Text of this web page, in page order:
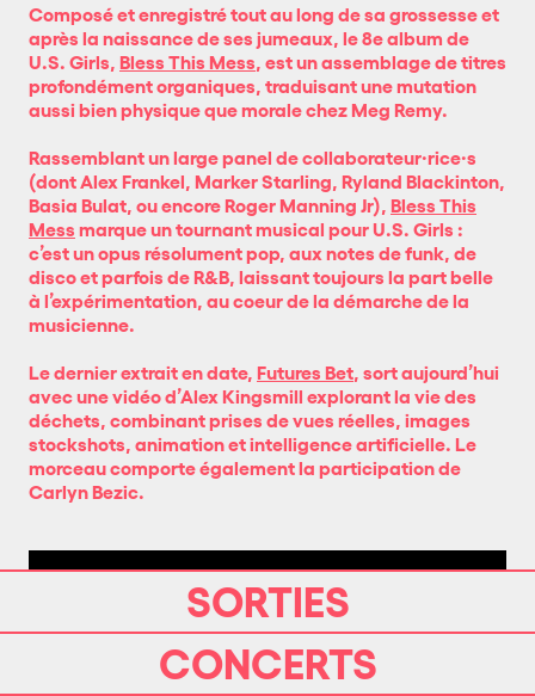
Composé et enregistré tout au long de sa grossesse et
après la naissance de ses jumeaux, le 8e album de
U.S. Girls, Bless This Mess, est un assemblage de titres
profondément organiques, traduisant une mutation
aussi bien physique que morale chez Meg Remy.
Rassemblant un large panel de collaborateur·rice·s
(dont Alex Frankel, Marker Starling, Ryland Blackinton,
Basia Bulat, ou encore Roger Manning Jr), Bless This
Mess marque un tournant musical pour U.S. Girls :
c’est un opus résolument pop, aux notes de funk, de
disco et parfois de R&B, laissant toujours la part belle
à l’expérimentation, au coeur de la démarche de la
musicienne.
Le dernier extrait en date, Futures Bet, sort aujourd’hui
avec une vidéo d’Alex Kingsmill explorant la vie des
déchets, combinant prises de vues réelles, images
stockshots, animation et intelligence artificielle. Le
morceau comporte également la participation de
Carlyn Bezic.
SORTIES
CONCERTS